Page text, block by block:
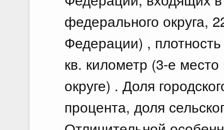
федерального округа,
Федерации) ,
кв. километр (3-е
округе) . Доля
процента, доля